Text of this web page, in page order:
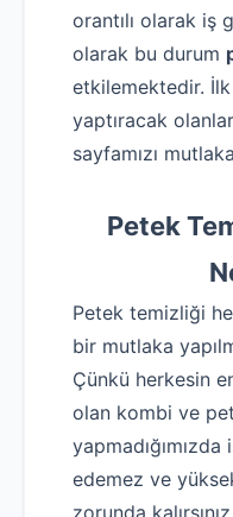
orantılı olarak iş
olarak bu durum
etkilemektedir.
yaptıracak
sayfamızı
Petek
Petek temizliği
bir mutlaka
Çünkü herkesin
olan kombi ve
yapmadığımızda
edemez ve
zorunda